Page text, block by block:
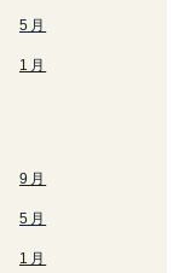
5月
1月
9月
5月
1月